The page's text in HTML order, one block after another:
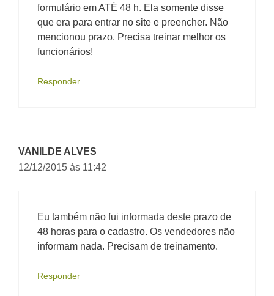
formulário em ATÉ 48 h. Ela somente disse
que era para entrar no site e preencher. Não
mencionou prazo. Precisa treinar melhor os
funcionários!
Responder
VANILDE ALVES
12/12/2015 às 11:42
Eu também não fui informada deste prazo de
48 horas para o cadastro. Os vendedores não
informam nada. Precisam de treinamento.
Responder